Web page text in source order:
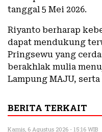
tanggal 5 Mei 2026.
Riyanto berharap
dapat mendukung
Pringsewu yang
berakhlak mulia
Lampung MAJU, serta
BERITA TERKAIT
Kamis, 6 Agustus 2026 - 15:16 WIB